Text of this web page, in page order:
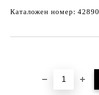
Каталожен номер: 42890